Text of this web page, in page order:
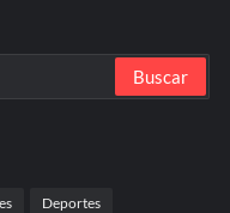
Deportes